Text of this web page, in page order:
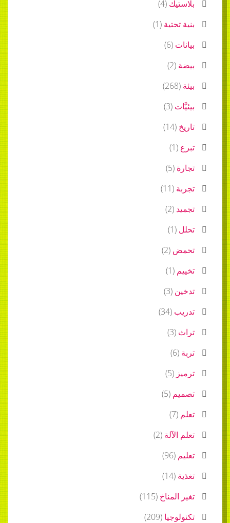
بلاستيك (
4
)
بنية تحتية (
1
)
بيانات (
6
)
بيضة (
2
)
بيئة (
268
)
بيئيَّات (
3
)
تاريخ (
14
)
تبرع (
1
)
تجارة (
5
)
تجربة (
11
)
تجميد (
2
)
تحلل (
1
)
تحمض (
2
)
تخييم (
1
)
تدخين (
3
)
تدريب (
34
)
تراث (
3
)
تربة (
6
)
ترميز (
5
)
تصميم (
5
)
تعلم (
7
)
تعلم الآلة (
2
)
تعليم (
96
)
تغذية (
14
)
تغير المناخ (
115
)
تكنولوجيا (
209
)